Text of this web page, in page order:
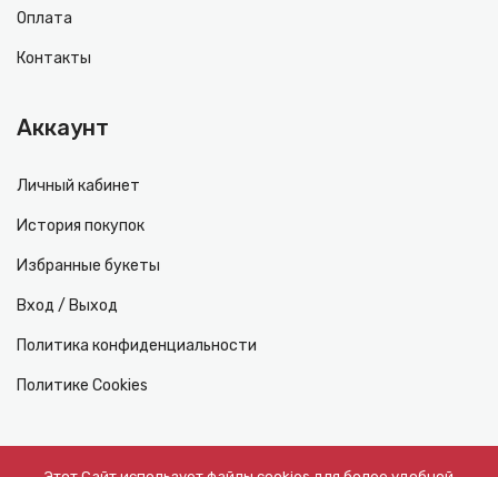
Оплата
Контакты
Аккаунт
Личный кабинет
История покупок
Избранные букеты
Вход / Выход
Политика конфиденциальности
Политике Cookies
Появились вопросы?